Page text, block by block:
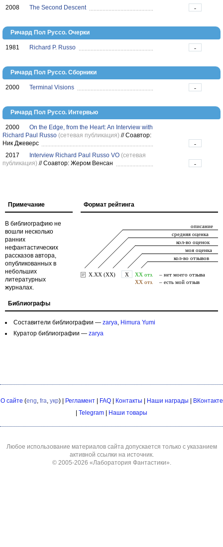
2008
The Second Descent -
Ричард Пол Руссо. Очерки
1981 Richard P. Russo -
Ричард Пол Руссо. Сборники
2000 Terminal Visions -
Ричард Пол Руссо. Интервью
2000
On the Edge, from the Heart: An Interview with
Richard Paul Russo (сетевая публикация) //Соавтор:
Ник Джеверс
-
2017
Interview Richard Paul Russo VO (сетевая
публикация) //Соавтор: Жером Венсан -
Формат рейтинга
Примечание
В библиографию не
вошли несколько
ранних
нефантастических
рассказов автора,
опубликованных в
небольших
литературных
журналах.
Библиографы
Составители библиографии — zarya, Himura Yumi
Куратор библиографии — zarya
О сайте (eng, fra, укр) | Регламент| FAQ| Контакты Наши награды
ВКонтакте
Telegram Наши товары
Любое использование материалов сайта допускается только с указанием
активной ссылки на источник.
© 2005-2026 «Лаборатория Фантастики».